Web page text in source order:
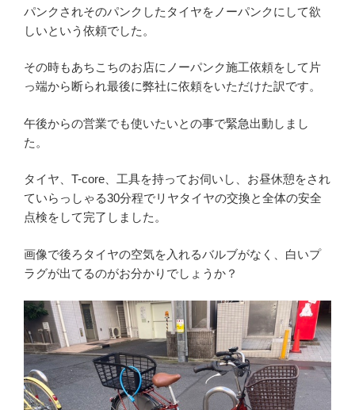
パンクされそのパンクしたタイヤをノーパンクにして欲
しいという依頼でした。
その時もあちこちのお店にノーパンク施工依頼をして片
っ端から断られ最後に弊社に依頼をいただけた訳です。
午後からの営業でも使いたいとの事で緊急出動しまし
た。
タイヤ、T-core、工具を持ってお伺いし、お昼休憩をされ
ていらっしゃる30分程でリヤタイヤの交換と全体の安全
点検をして完了しました。
画像で後ろタイヤの空気を入れるバルブがなく、白いプ
ラグが出てるのがお分かりでしょうか？